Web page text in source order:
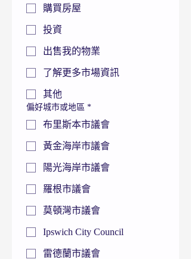
購買房屋
投資
出售我的物業
了解更多市場資訊
其他
偏好城市或地區 *
布里斯本市議會
黃金海岸市議會
陽光海岸市議會
羅根市議會
莫頓灣市議會
Ipswich City Council
雷德蘭市議會